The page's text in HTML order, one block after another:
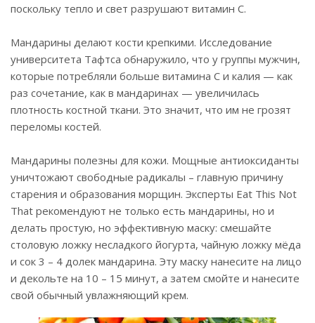
поскольку тепло и свет разрушают витамин С.
Мандарины делают кости крепкими. Исследование
университета Тафтса обнаружило, что у группы мужчин,
которые потребляли больше витамина С и калия — как
раз сочетание, как в мандаринах — увеличилась
плотность костной ткани. Это значит, что им не грозят
переломы костей.
Мандарины полезны для кожи. Мощные антиоксиданты
уничтожают свободные радикалы – главную причину
старения и образования морщин. Эксперты Eat This Not
That рекомендуют не только есть мандарины, но и
делать простую, но эффективную маску: смешайте
столовую ложку несладкого йогурта, чайную ложку мёда
и сок 3 – 4 долек мандарина. Эту маску нанесите на лицо
и декольте на 10 – 15 минут, а затем смойте и нанесите
свой обычный увлажняющий крем.